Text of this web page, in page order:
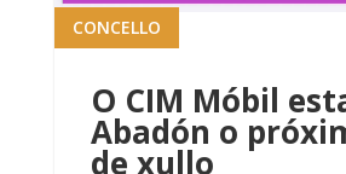
O CIM Móbil
Abadón o
de xullo
CONCELLO